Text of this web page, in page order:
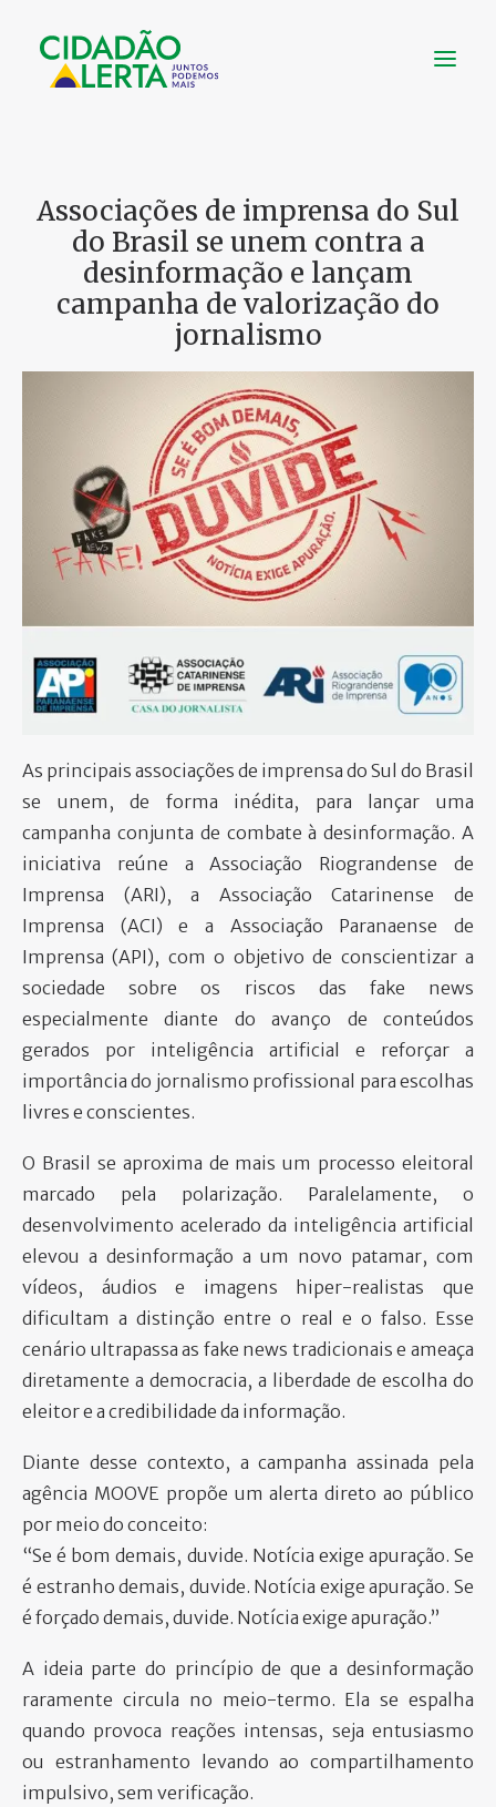
VÍDEOS
NOTÍCIAS
UTILIDADE
CONHEÇA
FAÇA UMA DOAÇÃO
PARTICIPE
Associações de imprensa do Sul
do Brasil se unem contra a
desinformação e lançam
campanha de valorização do
jornalismo
As principais associações de imprensa do Sul do Brasil
se unem, de forma inédita, para lançar uma
campanha conjunta de combate à desinformação. A
iniciativa reúne a Associação Riograndense de
Imprensa (ARI), a Associação Catarinense de
Imprensa (ACI) e a Associação Paranaense de
Imprensa (API), com o objetivo de conscientizar a
sociedade sobre os riscos das fake news
especialmente diante do avanço de conteúdos
gerados por inteligência artificial e reforçar a
importância do jornalismo profissional para escolhas
livres e conscientes.
O Brasil se aproxima de mais um processo eleitoral
marcado pela polarização. Paralelamente, o
desenvolvimento acelerado da inteligência artificial
elevou a desinformação a um novo patamar, com
vídeos, áudios e imagens hiper-realistas que
dificultam a distinção entre o real e o falso. Esse
cenário ultrapassa as fake news tradicionais e ameaça
diretamente a democracia, a liberdade de escolha do
eleitor e a credibilidade da informação.
Diante desse contexto, a campanha assinada pela
agência MOOVE propõe um alerta direto ao público
por meio do conceito:
“Se é bom demais, duvide. Notícia exige apuração. Se
é estranho demais, duvide. Notícia exige apuração. Se
é forçado demais, duvide. Notícia exige apuração.”
A ideia parte do princípio de que a desinformação
raramente circula no meio-termo. Ela se espalha
quando provoca reações intensas, seja entusiasmo
ou estranhamento levando ao compartilhamento
impulsivo, sem verificação.